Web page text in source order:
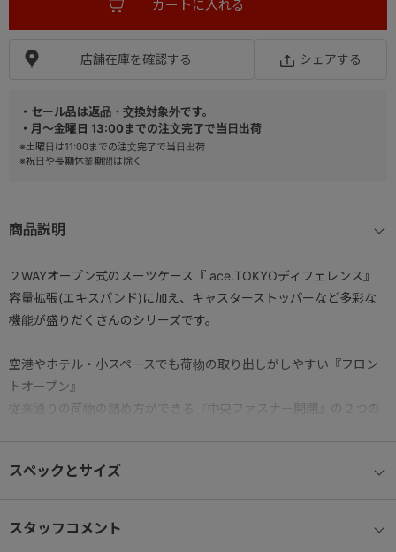
・セール品は返品・交換対象外です。
・月～金曜日 13:00までの注文完了で当日出荷
※土曜日は11:00までの注文完了で当日出荷
※祝日や長期休業期間は除く
商品説明
２WAYオープン式のスーツケース『 ace.TOKYOディフェレンス』
容量拡張(エキスパンド)に加え、キャスターストッパーなど多彩な
機能が盛りだくさんのシリーズです。
空港やホテル・小スペースでも荷物の取り出しがしやすい『フロン
トオープン』
従来通りの荷物の詰め方ができる『中央ファスナー開閉』の２つの
● エキスパンド機能(容量拡張)
スペックとサイズ
スタッフコメント
店舗在庫を確認する シェアする